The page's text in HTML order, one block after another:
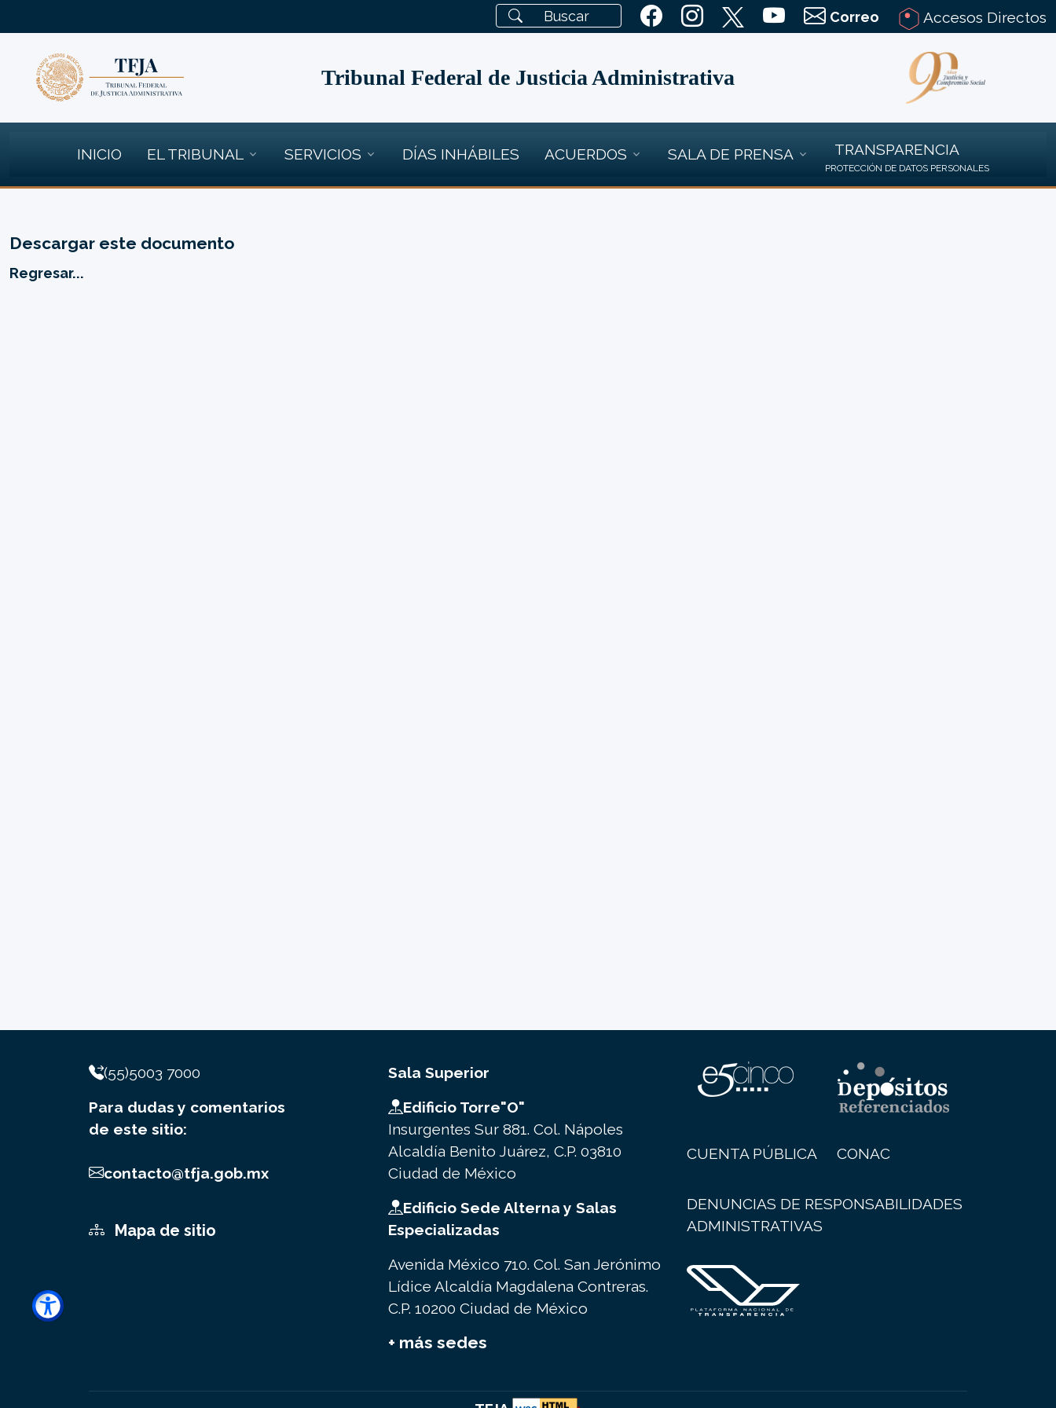
Correo Accesos Directos
Tribunal Federal de Justicia Administrativa
INICIO EL TRIBUNAL SERVICIOS DÍAS INHÁBILES ACUERDOS SALA DE PRENSA TRANSPARENCIA
PROTECCIÓN DE DATOS PERSONALES
Descargar este documento
Regresar...
(55)5003 7000
Para dudas y comentarios
de este sitio:
contacto@tfja.gob.mx
Mapa de sitio
Sala Superior
Edificio Torre"O"
Insurgentes Sur 881. Col. Nápoles
Alcaldía Benito Juárez, C.P. 03810
Ciudad de México
Edificio Sede Alterna y Salas
Especializadas
Avenida México 710. Col. San Jerónimo
Lídice Alcaldía Magdalena Contreras.
C.P. 10200 Ciudad de México
+ más sedes
CUENTA PÚBLICA CONAC
DENUNCIAS DE RESPONSABILIDADES
ADMINISTRATIVAS